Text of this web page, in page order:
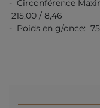
- Circonférence
215,00 / 8,46
- Poids en g/once: